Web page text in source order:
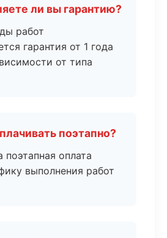
ли вы гарантию?
работ
гарантия от 1 года
от типа
поэтапно?
оплата
выполнения работ